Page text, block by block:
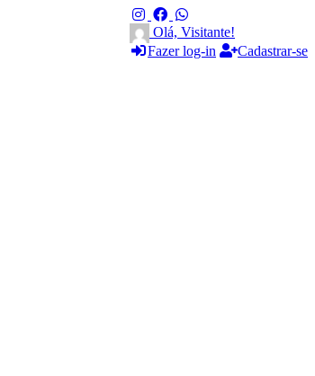
Olá, Visitante!
Fazer log-in
Cadastrar-se